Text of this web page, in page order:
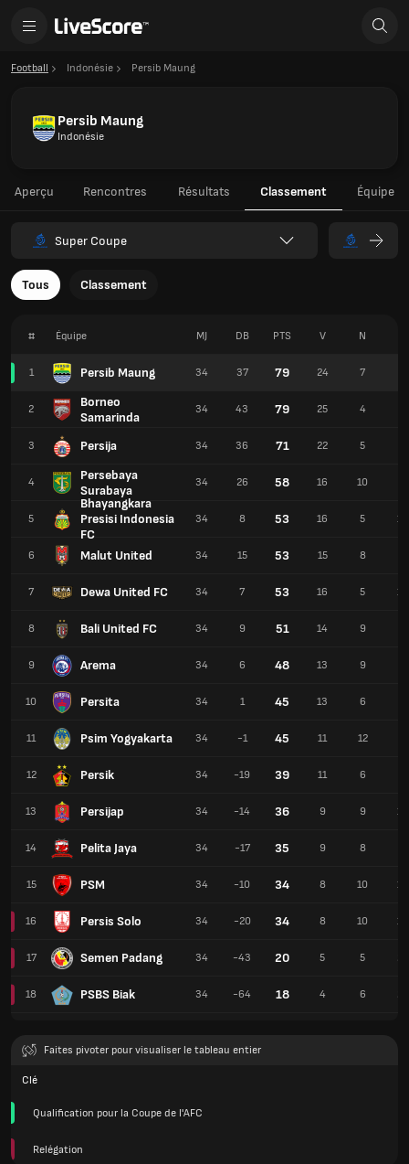
Football Indonésie Persib Maung
Persib Maung
Indonésie
Aperçu Rencontres Résultats Classement Équipe
Super Coupe
Tous Classement
# Équipe
1 Persib Maung
2
Borneo
Samarinda
3 Persija
4
Persebaya
Surabaya
5
Bhayangkara
Presisi Indonesia
FC
6 Malut United
7 Dewa United FC
8 Bali United FC
9 Arema
10 Persita
11 Psim Yogyakarta
12 Persik
13 Persijap
14 Pelita Jaya
15 PSM
16 Persis Solo
17 Semen Padang
18 PSBS Biak
MJ DB PTS V N
34 37 79 24 7
34 43 79 25 4
34 36 71 22 5
34 26 58 16 10
34 8 53 16 5 13
34 15 53 15 8
34 7 53 16 5 13
34 9 51 14 9
34 6 48 13 9
34 1 45 13 6
34 -1 45 11 12
34 -19 39 11 6
34 -14 36 9 9 16
34 -17 35 9 8
34 -10 34 8 10 16
34 -20 34 8 10 16
34 -43 20 5 5
34 -64 18 4 6
Faites pivoter pour visualiser le tableau entier
Clé
Qualification pour la Coupe de l'AFC
Relégation